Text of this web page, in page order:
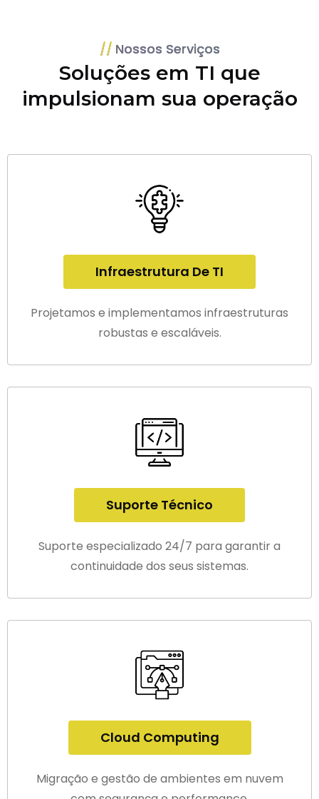
Nossos Serviços
Soluções em TI que
impulsionam sua operação
Infraestrutura De TI
Projetamos e implementamos infraestruturas
robustas e escaláveis.
Suporte Técnico
Suporte especializado 24/7 para garantir a
continuidade dos seus sistemas.
Cloud Computing
Migração e gestão de ambientes em nuvem